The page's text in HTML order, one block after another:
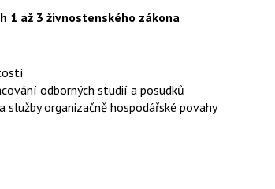
1 až 3 živnostenského zákona
odborných studií a posudků
organizačně hospodářské povahy